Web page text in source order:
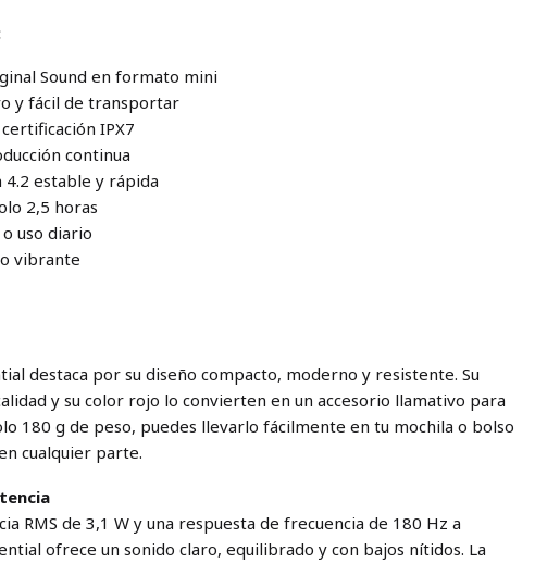
Sound en formato mini
y fácil de transportar
certificación IPX7
continua
4.2 estable y rápida
2,5 horas
uso diario
vibrante
destaca por su diseño compacto, moderno y resistente. Su
y su color rojo lo convierten en un accesorio llamativo para
180 g de peso, puedes llevarlo fácilmente en tu mochila o bolso
cualquier parte.
RMS de 3,1 W y una respuesta de frecuencia de 180 Hz a
ofrece un sonido claro, equilibrado y con bajos nítidos. La